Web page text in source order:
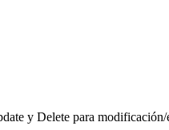
y Delete para